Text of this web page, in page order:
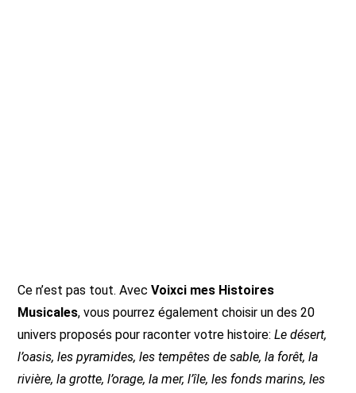
Ce n’est pas tout. AvecVoixci mes Histoires
Musicales, vous pourrez également choisir un des 20
univers proposés pour raconter votre histoire:Le désert,
l’oasis, les pyramides, les tempêtes de sable, la forêt, la
rivière, la grotte, l’orage, la mer, l’île, les fonds marins, les